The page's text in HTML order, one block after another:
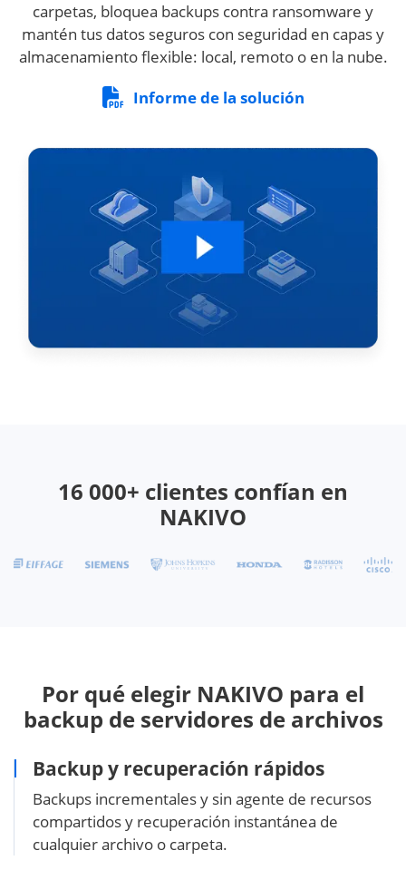
carpetas, bloquea backups contra ransomware y
mantén tus datos seguros con seguridad en capas y
almacenamiento flexible: local, remoto o en la nube.
Informe de la solución
16 000+ clientes confían en
NAKIVO
Por qué elegir NAKIVO para el
backup de servidores de archivos
Backup y recuperación rápidos
Backups incrementales y sin agente de recursos
compartidos y recuperación instantánea de
cualquier archivo o carpeta.